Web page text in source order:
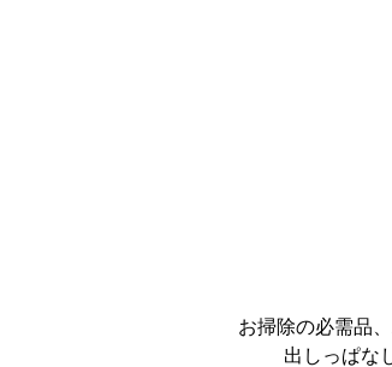
お掃除の必需品
出しっぱな